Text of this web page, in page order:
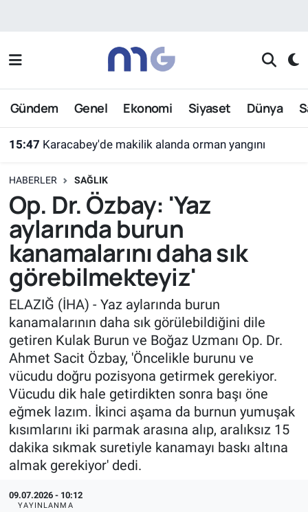
Gündem Genel Ekonomi Siyaset Dünya
15:47 Karacabey'de makilik alanda orman yangını
HABERLER SAĞLIK
Op. Dr. Özbay: 'Yaz
aylarında burun
kanamalarını daha sık
görebilmekteyiz'
ELAZIĞ (İHA) - Yaz aylarında burun
kanamalarının daha sık görülebildiğini dile
getiren Kulak Burun ve Boğaz Uzmanı Op. Dr.
Ahmet Sacit Özbay, 'Öncelikle burunu ve
vücudu doğru pozisyona getirmek gerekiyor.
Vücudu dik hale getirdikten sonra başı öne
eğmek lazım. İkinci aşama da burnun yumuşak
kısımlarını iki parmak arasına alıp, aralıksız 15
dakika sıkmak suretiyle kanamayı baskı altına
almak gerekiyor' dedi.
09.07.2026 - 10:12
YAYINLANMA
Nöbetçi Eczaneler
Hava Durumu
Süper Lig Puan Durumu ve Fikstür
Tüm Manşetler
Son Dakika Haberleri
Haber Arşivi